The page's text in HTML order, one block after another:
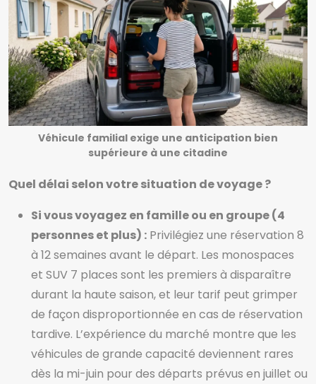
Véhicule familial exige une anticipation bien
supérieure à une citadine
Quel délai selon votre situation de voyage ?
Si vous voyagez en famille ou en groupe (4
personnes et plus) : Privilégiez une réservation 8
à 12 semaines avant le départ. Les monospaces
et SUV 7 places sont les premiers à disparaître
durant la haute saison, et leur tarif peut grimper
de façon disproportionnée en cas de réservation
tardive. L’expérience du marché montre que les
véhicules de grande capacité deviennent rares
dès la mi-juin pour des départs prévus en juillet ou